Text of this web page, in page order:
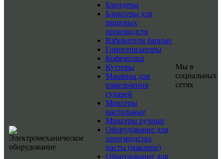
Блендеры
Бликсеры для
пищевых
производств
Взбиватели барные
Гомогенизаторы
Кофемолки
Куттеры
Машины для
измельчения
сухарей
Миксеры
настольные
Миксеры ручные
Оборудование для
производства
пасты (макарон)
Оборудование для
Мы в
социальных
сетях